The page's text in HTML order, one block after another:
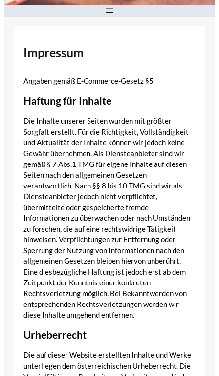
Impressum
Angaben gemäß E-Commerce-Gesetz §5
Haftung für Inhalte
Die Inhalte unserer Seiten wurden mit größter
Sorgfalt erstellt. Für die Richtigkeit, Vollständigkeit
und Aktualität der Inhalte können wir jedoch keine
Gewähr übernehmen. Als Diensteanbieter sind wir
gemäß § 7 Abs.1 TMG für eigene Inhalte auf diesen
Seiten nach den allgemeinen Gesetzen
verantwortlich. Nach §§ 8 bis 10 TMG sind wir als
Diensteanbieter jedoch nicht verpflichtet,
übermittelte oder gespeicherte fremde
Informationen zu überwachen oder nach Umständen
zu forschen, die auf eine rechtswidrige Tätigkeit
hinweisen. Verpflichtungen zur Entfernung oder
Sperrung der Nutzung von Informationen nach den
allgemeinen Gesetzen bleiben hiervon unberührt.
Eine diesbezügliche Haftung ist jedoch erst ab dem
Zeitpunkt der Kenntnis einer konkreten
Rechtsverletzung möglich. Bei Bekanntwerden von
entsprechenden Rechtsverletzungen werden wir
diese Inhalte umgehend entfernen.
Urheberrecht
Die auf dieser Website erstellten Inhalte und Werke
unterliegen dem österreichischen Urheberrecht. Die